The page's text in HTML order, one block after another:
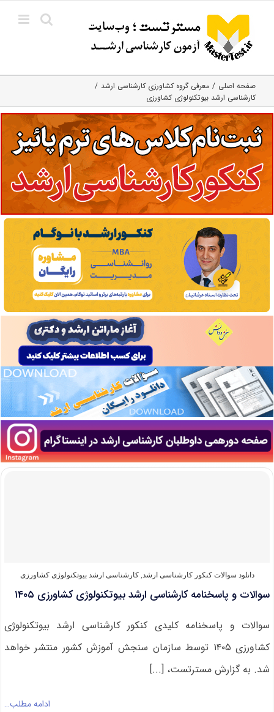
content
صفحه اصلی
معرفی گروه کشاورزی کارشناسی ارشد
کارشناسی ارشد بیوتکنولوژی کشاورزی
دانلود سوالات کنکور کارشناسی ارشد,کارشناسی ارشد بیوتکنولوژی کشاورزی
سوالات و پاسخنامه کارشناسی ارشد بیوتکنولوژی کشاورزی ۱۴۰۵
سوالات و پاسخنامه کلیدی کنکور کارشناسی ارشد بیوتکنولوژی
کشاورزی ۱۴۰۵ توسط سازمان سنجش آموزش کشور منتشر خواهد
شد. به گزارش مسترتست، [...]
ادامه مطلب…